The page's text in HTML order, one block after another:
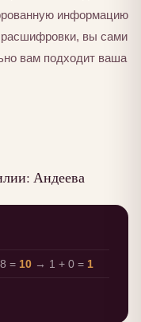
информацию
расшифровки, вы сами
вам подходит ваша
Андеева
= 10 → 1 + 0 = 1